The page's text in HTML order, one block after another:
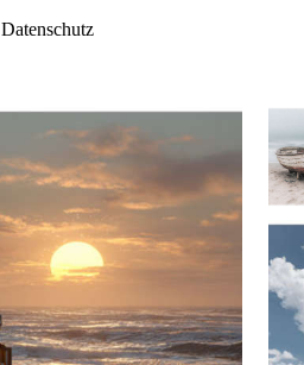
Datenschutz